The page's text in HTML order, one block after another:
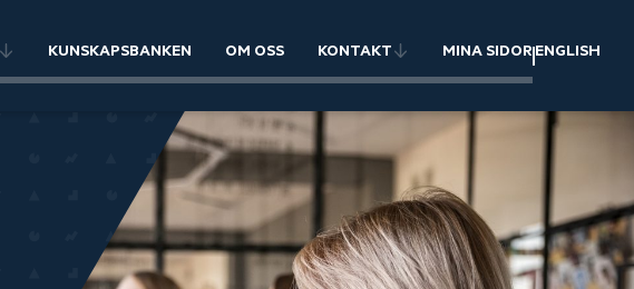
KUNSKAPSBANKEN OM OSS KONTAKT MINA SIDOR ENGLISH